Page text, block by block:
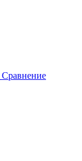
Сравнение